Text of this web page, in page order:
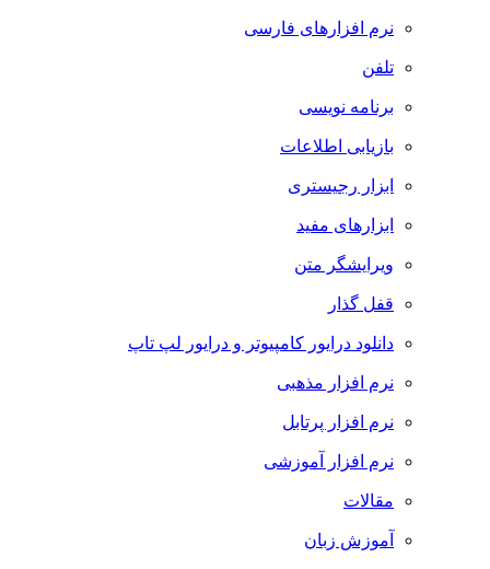
نرم افزارهای فارسی
تلفن
برنامه نویسی
بازیابی اطلاعات
ابزار رجیستری
ابزارهای مفید
ویرایشگر متن
قفل گذار
دانلود درایور کامپیوتر و درایور لپ تاپ
نرم افزار مذهبی
نرم افزار پرتابل
نرم افزار آموزشی
مقالات
آموزش زبان